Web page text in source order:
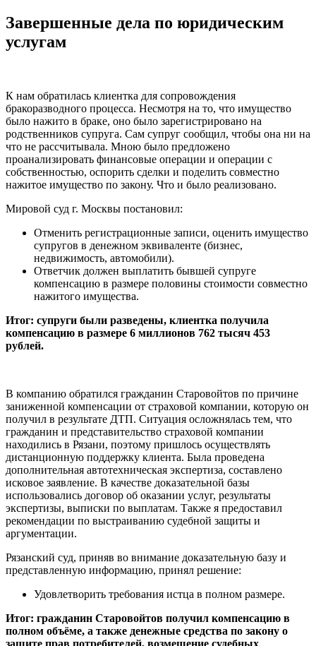
Завершенные дела по юридическим
услугам
К нам обратилась клиентка для сопровождения
бракоразводного процесса. Несмотря на то, что имущество
было нажито в браке, оно было зарегистрировано на
родственников супруга. Сам супруг сообщил, чтобы она ни на
что не рассчитывала. Мною было предложено
проанализировать финансовые операции и операции с
собственностью, оспорить сделки и поделить совместно
нажитое имущество по закону. Что и было реализовано.
Мировой суд г. Москвы постановил:
Отменить регистрационные записи, оценить имущество
супругов в денежном эквиваленте (бизнес,
недвижимость, автомобили).
Ответчик должен выплатить бывшей супруге
компенсацию в размере половины стоимости совместно
нажитого имущества.
Итог: супруги были разведены, клиентка получила
компенсацию в размере 6 миллионов 762 тысяч 453
рублей.
В компанию обратился гражданин Старовойтов по причине
заниженной компенсации от страховой компании, которую он
получил в результате ДТП. Ситуация осложнялась тем, что
гражданин и представительство страховой компании
находились в Рязани, поэтому пришлось осуществлять
дистанционную поддержку клиента. Была проведена
дополнительная автотехническая экспертиза, составлено
исковое заявление. В качестве доказательной базы
использовались договор об оказании услуг, результаты
экспертизы, выписки по выплатам. Также я предоставил
рекомендации по выстраиванию судебной защиты и
аргументации.
Рязанский суд, приняв во внимание доказательную базу и
представленную информацию, принял решение:
Удовлетворить требования истца в полном размере.
Итог: гражданин Старовойтов получил компенсацию в
полном объёме, а также денежные средства по закону о
защите прав потребителей, возмещение судебных